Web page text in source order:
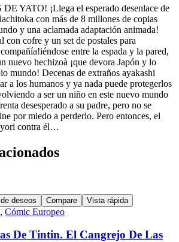
YATO! ¡Llega el esperado desenlace de
con más de 8 millones de copias
y una aclamada adaptación animada!
con cofre y un set de postales para
entre la espada y la pared,
nuevo hechizoà ¡que devora Japón y lo
mundo! Decenas de extraños ayakashi
a los humanos y ya nada puede protegerlos
a ser un niño en este nuevo mundo
desesperado a su padre, pero no se
por miedo a perderlo. Pero entonces, el
contra él…
deseos Compare Vista rápida
, Cómic Europeo
De Tintin. El Cangrejo De Las